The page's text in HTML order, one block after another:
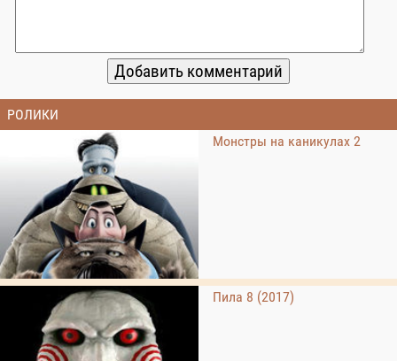
РОЛИКИ
Монстры на каникулах 2
Пила 8 (2017)